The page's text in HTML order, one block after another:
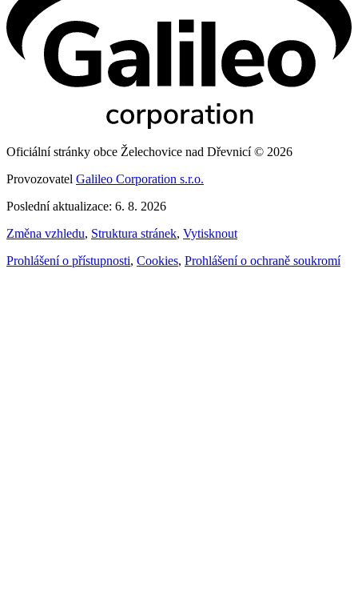
Oficiální stránky obce Želechovice nad Dřevnicí © 2026
Provozovatel Galileo Corporation s.r.o.
Poslední aktualizace: 6. 8. 2026
Změna vzhledu, Struktura stránek, Vytisknout
Prohlášení o přístupnosti, Cookies, Prohlášení o ochraně soukromí